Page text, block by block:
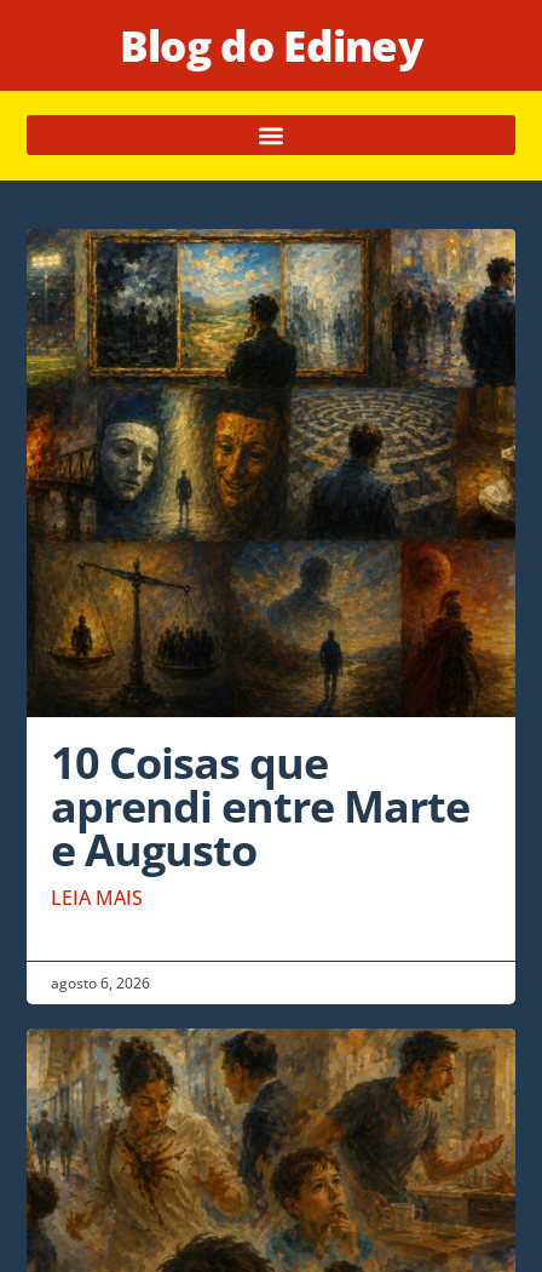
Blog do Ediney
10 Coisas que
aprendi entre Marte
e Augusto
LEIA MAIS
agosto 6, 2026